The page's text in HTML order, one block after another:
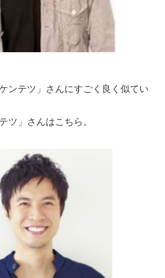
ンテツ」さんにすごく良く似てい
ツ」さんはこちら。